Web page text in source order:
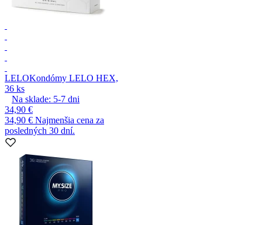
LELOKondómy LELO HEX,
36 ks
Na sklade: 5-7 dni
34,90 €
34,90 € Najmenšia cena za
posledných 30 dní.